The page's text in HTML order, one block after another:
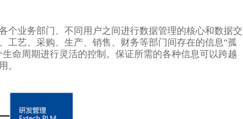
个业务部门、不同用户之间进行数据管理的核心和数据交
艺、采购、生产、销售、财务等部门间存在的信息“孤
命周期进行灵活的控制。保证所需的各种信息可以跨越
。